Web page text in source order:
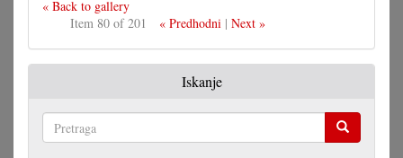
« Back to gallery
Item 80 of 201
« Predhodni| Next »
Iskanje